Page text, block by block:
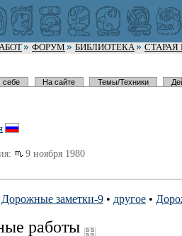
ФОРУМ БИБЛИОТЕКА
СТАРАЯ
себе На сайте Темы/Техники
9 ноября 1980
Дорожные заметки-9 • другое •
работы